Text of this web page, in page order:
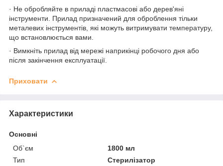
· Не обробляйте в приладі пластмасові або дерев'яні
інструменти. Прилад призначений для оброблення тільки
металевих інструментів, які можуть витримувати температуру,
що встановлюється вами.
· Вимкніть прилад від мережі наприкінці робочого дня або
після закінчення експлуатації.
Приховати
Характеристики
Основні
Об`єм
1800 мл
Тип
Стерилізатор